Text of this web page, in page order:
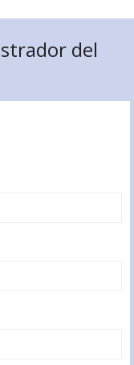
del